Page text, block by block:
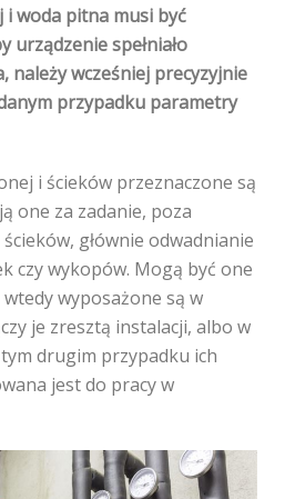
i woda pitna musi być
urządzenie spełniało
należy wcześniej precyzyjnie
przypadku parametry
i ścieków przeznaczone są
one za zadanie, poza
głównie odwadnianie
czy wykopów. Mogą być one
wyposażone są w
je zresztą instalacji, albo w
drugim przypadku ich
jest do pracy w